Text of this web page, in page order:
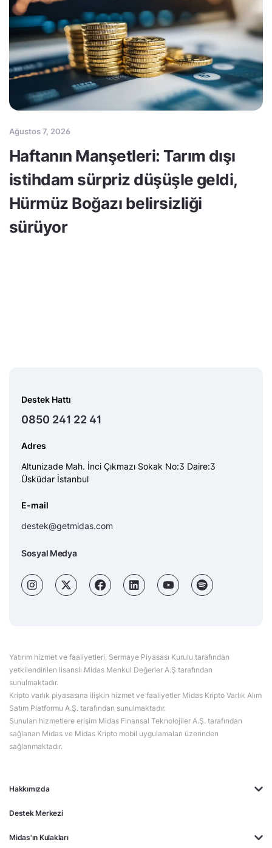
Ağustos 7, 2026
Haftanın Manşetleri: Tarım dışı
istihdam sürpriz düşüşle geldi,
Hürmüz Boğazı belirsizliği
sürüyor
Hakkımızda
Destek Merkezi
Midas'ın Kulakları
Destek Hattı
0850 241 22 41
Adres
Altunizade Mah. İnci Çıkmazı Sokak No:3 Daire:3
Üsküdar İstanbul
E-mail
destek@getmidas.com
Sosyal Medya
Yatırım hizmet ve faaliyetleri, Sermaye Piyasası Kurulu tarafından
yetkilendirilen lisanslı Midas Menkul Değerler A.Ş tarafından
sunulmaktadır.
Kripto varlık piyasasına ilişkin hizmet ve faaliyetler Midas Kripto Varlık Alım
Satım Platformu A.Ş. tarafından sunulmaktadır.
Sunulan hizmetlere erişim Midas Finansal Teknolojiler A.Ş. tarafından
sağlanan Midas ve Midas Kripto mobil uygulamaları üzerinden
sağlanmaktadır.